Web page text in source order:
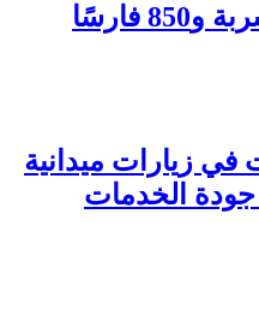
زيارات ميدانية
جودة الخدمات